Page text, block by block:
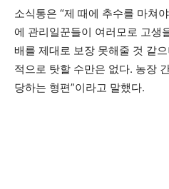
소식통은 “제 때에 추수를 마쳐
에 관리일꾼들이 여러모로 고생
배를 제대로 보장 못해줄 것 같
적으로 탓할 수만은 없다. 농장
당하는 형편”이라고 말했다.